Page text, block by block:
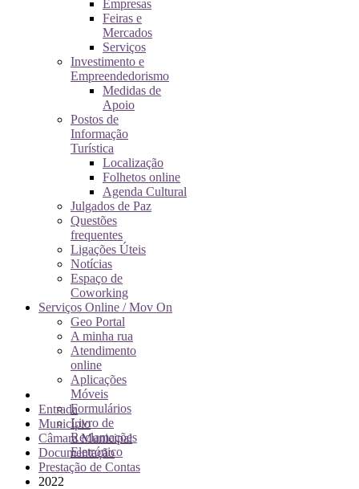
Empresas
Feiras e
Mercados
Serviços
Investimento e
Empreendedorismo
Medidas de
Apoio
Postos de
Informação
Turística
Localização
Folhetos online
Agenda Cultural
Julgados de Paz
Questões
frequentes
Ligações Úteis
Notícias
Espaço de
Coworking
Serviços Online / Mov On
Geo Portal
A minha rua
Atendimento
online
Aplicações
Móveis
Formulários
Livro de
Reclamações
Eletrónico
Entrada
Município
Câmara Municipal
Documentação
Prestação de Contas
2022